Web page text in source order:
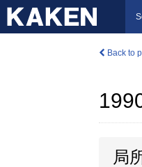
Back to
局